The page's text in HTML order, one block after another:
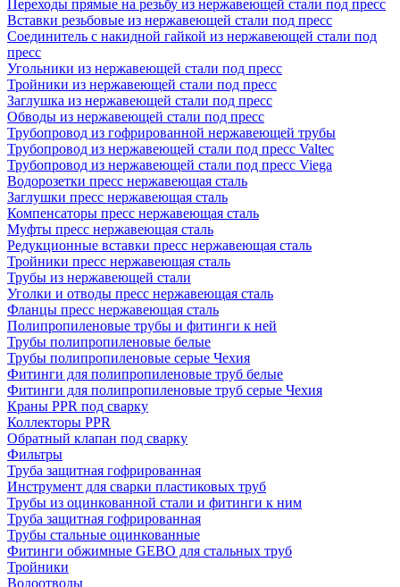
Переходы прямые на резьбу из нержавеющей стали под пресс
Вставки резьбовые из нержавеющей стали под пресс
Соединитель с накидной гайкой из нержавеющей стали под
пресс
Угольники из нержавеющей стали под пресс
Тройники из нержавеющей стали под пресс
Заглушка из нержавеющей стали под пресс
Обводы из нержавеющей стали под пресс
Трубопровод из гофрированной нержавеющей трубы
Трубопровод из нержавеющей стали под пресс Valtec
Трубопровод из нержавеющей стали под пресс Viega
Водорозетки пресс нержавеющая сталь
Заглушки пресс нержавеющая сталь
Компенсаторы пресс нержавеющая сталь
Муфты пресс нержавеющая сталь
Редукционные вставки пресс нержавеющая сталь
Тройники пресс нержавеющая сталь
Трубы из нержавеющей стали
Уголки и отводы пресс нержавеющая сталь
Фланцы пресс нержавеющая сталь
Полипропиленовые трубы и фитинги к ней
Трубы полипропиленовые белые
Трубы полипропиленовые серые Чехия
Фитинги для полипропиленовые труб белые
Фитинги для полипропиленовые труб серые Чехия
Краны PPR под сварку
Коллекторы PPR
Обратный клапан под сварку
Фильтры
Труба защитная гофрированная
Инструмент для сварки пластиковых труб
Трубы из оцинкованной стали и фитинги к ним
Труба защитная гофрированная
Трубы стальные оцинкованные
Фитинги обжимные GEBO для стальных труб
Тройники
Водоотводы